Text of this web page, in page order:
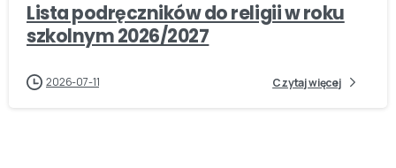
Lista podręczników do religii w roku
szkolnym 2026/2027
2026-07-11 Czytaj więcej